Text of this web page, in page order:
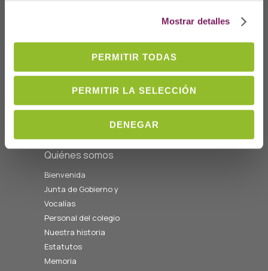
Mostrar detalles
PERMITIR TODAS
PERMITIR LA SELECCIÓN
DENEGAR
20006 Donostia/San
Horario L-V
08:00 a 14:00
Quiénes somos
Bienvenida
Junta de Gobierno y
Vocalías
Personal del colegio
Nuestra historia
Estatutos
Memoria